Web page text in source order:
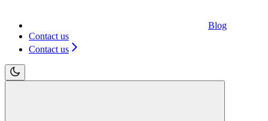
Blog
Contact us
Contact us